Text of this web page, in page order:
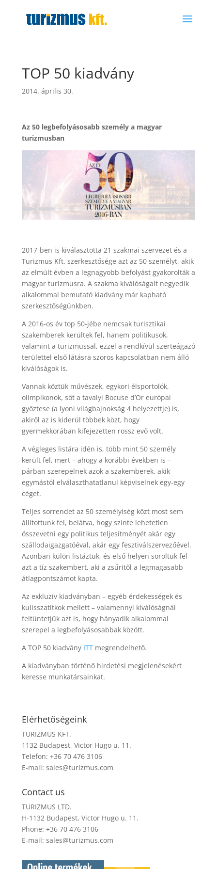
TOP 50 kiadvány
2014. április 30.
Az 50 legbefolyásosabb személy a magyar
turizmusban
2017-ben is kiválasztotta 21 szakmai szervezet és a
Turizmus Kft. szerkesztősége azt az 50 személyt, akik
az elmúlt évben a legnagyobb befolyást gyakorolták a
magyar turizmusra. A szakma kiválóságait negyedik
alkalommal bemutató kiadvány már kapható
szerkesztőségünkben.
A 2016-os év top 50-jébe nemcsak turisztikai
szakemberek kerültek fel, hanem politikusok,
valamint a turizmussal, ezzel a rendkívül szerteágazó
területtel első látásra szoros kapcsolatban nem álló
kiválóságok is.
Vannak köztük művészek, egykori élsportolók,
olimpikonok, sőt a tavalyi Bocuse d’Or európai
győztese (a lyoni világbajnokság 4 helyezettje) is,
akiről az is kiderül többek közt, hogy
gyermekkorában kifejezetten rossz evő volt.
A végleges listára idén is, több mint 50 személy
került fel, mert – ahogy a korábbi években is –
párban szerepelnek azok a szakemberek, akik
egymástól elválaszthatatlanul képviselnek egy-egy
céget.
Teljes sorrendet az 50 személyiség közt most sem
állítottunk fel, belátva, hogy szinte lehetetlen
összevetni egy politikus teljesítményét akár egy
szállodaigazgatóéval, akár egy fesztiválszervezőével.
Azonban külön listáztuk, és első helyen soroltuk fel
azt a tíz szakembert, aki a zsűritől a legmagasabb
átlagpontszámot kapta.
Az exkluzív kiadványban – egyéb érdekességek és
kulisszatitkok mellett – valamennyi kiválóságnál
feltüntetjük azt is, hogy hányadik alkalommal
szerepel a legbefolyásosabbak között.
A TOP 50 kiadvány ITTmegrendelhető.
A kiadványban történő hirdetési megjelenésekért
keresse munkatársainkat.
Elérhetőségeink
TURIZMUS KFT.
1132 Budapest, Victor Hugo u. 11.
Telefon: +36 70 476 3106
E-mail: sales@turizmus.com
Contact us
TURIZMUS LTD.
H-1132 Budapest, Victor Hugo u. 11.
Phone: +36 70 476 3106
E-mail: sales@turizmus.com